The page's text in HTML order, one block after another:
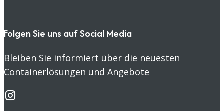
Folgen Sie uns auf Social Media
Bleiben Sie informiert über die neuesten
Containerlösungen und Angebote